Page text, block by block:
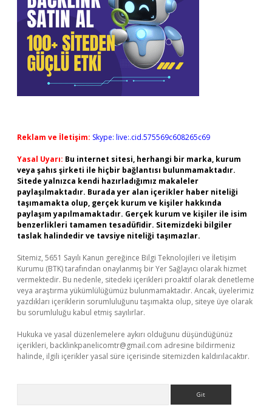
Reklam ve İletişim: Skype: live:.cid.575569c608265c69
Yasal Uyarı: Bu internet sitesi, herhangi bir marka, kurum
veya şahıs şirketi ile hiçbir bağlantısı bulunmamaktadır.
Sitede yalnızca kendi hazırladığımız makaleler
paylaşılmaktadır. Burada yer alan içerikler haber niteliği
taşımamakta olup, gerçek kurum ve kişiler hakkında
paylaşım yapılmamaktadır. Gerçek kurum ve kişiler ile isim
benzerlikleri tamamen tesadüfidir. Sitemizdeki bilgiler
taslak halindedir ve tavsiye niteliği taşımazlar.
Sitemiz, 5651 Sayılı Kanun gereğince Bilgi Teknolojileri ve İletişim
Kurumu (BTK) tarafından onaylanmış bir Yer Sağlayıcı olarak hizmet
vermektedir. Bu nedenle, sitedeki içerikleri proaktif olarak denetleme
veya araştırma yükümlülüğümüz bulunmamaktadır. Ancak, üyelerimiz
yazdıkları içeriklerin sorumluluğunu taşımakta olup, siteye üye olarak
bu sorumluluğu kabul etmiş sayılırlar.
Hukuka ve yasal düzenlemelere aykırı olduğunu düşündüğünüz
içerikleri, backlinkpanelicomtr@gmail.com adresine bildirmeniz
halinde, ilgili içerikler yasal süre içerisinde sitemizden kaldırılacaktır.